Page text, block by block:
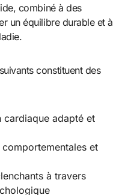
combiné à des
un équilibre durable et à
constituent des
cardiaque adapté et
et
à travers